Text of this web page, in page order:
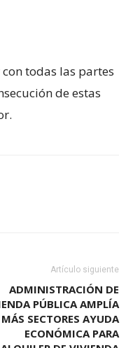
todas las partes
de estas
Artículo siguiente
ADMINISTRACIÓN DE
PÚBLICA AMPLÍA
SECTORES AYUDA
ECONÓMICA PARA